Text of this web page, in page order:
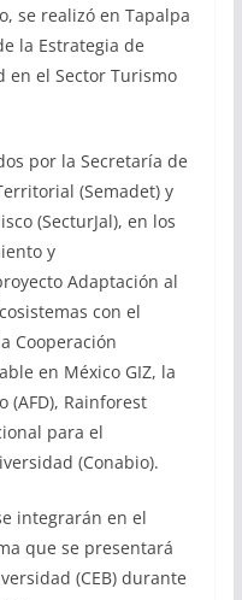
se realizó en Tapalpa
la Estrategia de
en el Sector Turismo
por la Secretaría de
(Semadet) y
(SecturJal), en los
y
Adaptación al
con el
Cooperación
en México GIZ, la
(AFD), Rainforest
para el
(Conabio).
integrarán en el
que se presentará
(CEB) durante